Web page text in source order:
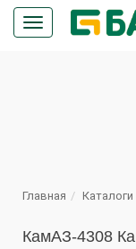
Кнопка
меню
Главная Каталоги
КамАЗ-4308